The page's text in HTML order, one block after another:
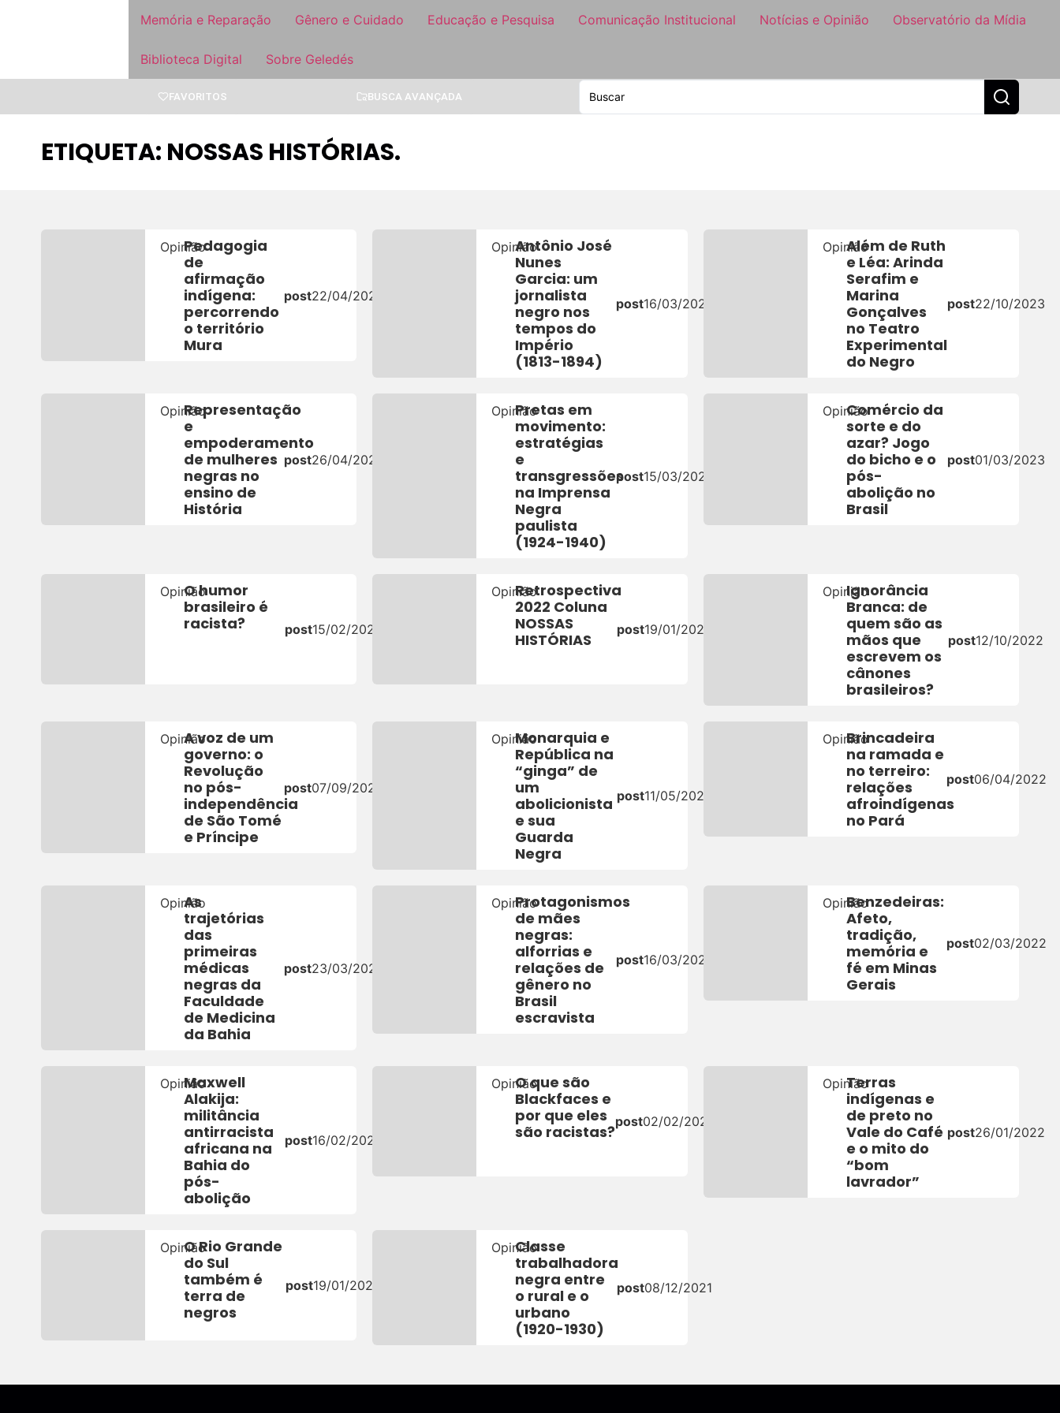
Memória e Reparação Gênero e Cuidado Educação e Pesquisa Comunicação Institucional Notícias e Opinião Observatório da Mídia
Biblioteca Digital Sobre Geledés
FAVORITOS BUSCA AVANÇADA
ETIQUETA: NOSSAS HISTÓRIAS.
OpiniãoPedagogia
de
afirmação
indígena:
percorrendo
o território
Mura
post22/04/2024
OpiniãoAntônio José
Nunes
Garcia: um
jornalista
negro nos
tempos do
Império
(1813-1894)
post16/03/2024
OpiniãoAlém de Ruth
e Léa: Arinda
Serafim e
Marina
Gonçalves
no Teatro
Experimental
do Negro
post22/10/2023
OpiniãoRepresentação
e
empoderamento
de mulheres
negras no
ensino de
História
post26/04/2023
OpiniãoPretas em
movimento:
estratégias
e
transgressões
na Imprensa
Negra
paulista
(1924-1940)
post15/03/2023
OpiniãoComércio da
sorte e do
azar? Jogo
do bicho e o
pós-
abolição no
Brasil
post01/03/2023
OpiniãoO humor
brasileiro é
racista?
post15/02/2023
OpiniãoRetrospectiva
2022 Coluna
NOSSAS
HISTÓRIAS
post19/01/2023
OpiniãoIgnorância
Branca: de
quem são as
mãos que
escrevem os
cânones
brasileiros?
post12/10/2022
OpiniãoA voz de um
governo: o
Revolução
no pós-
independência
de São Tomé
e Príncipe
post07/09/2022
OpiniãoMonarquia e
República na
“ginga” de
um
abolicionista
e sua
Guarda
Negra
post11/05/2022
OpiniãoBrincadeira
na ramada e
no terreiro:
relações
afroindígenas
no Pará
post06/04/2022
Opinião
As
trajetórias
das
primeiras
médicas
negras da
Faculdade
de Medicina
da Bahia
post23/03/2022
OpiniãoProtagonismos
de mães
negras:
alforrias e
relações de
gênero no
Brasil
escravista
post16/03/2022
OpiniãoBenzedeiras:
Afeto,
tradição,
memória e
fé em Minas
Gerais
post02/03/2022
OpiniãoMaxwell
Alakija:
militância
antirracista
africana na
Bahia do
pós-
abolição
post16/02/2022
OpiniãoO que são
Blackfaces e
por que eles
são racistas?
post02/02/2022
OpiniãoTerras
indígenas e
de preto no
Vale do Café
e o mito do
“bom
lavrador”
post26/01/2022
OpiniãoO Rio Grande
do Sul
também é
terra de
negros
post19/01/2022
OpiniãoClasse
trabalhadora
negra entre
o rural e o
urbano
(1920-1930)
post08/12/2021